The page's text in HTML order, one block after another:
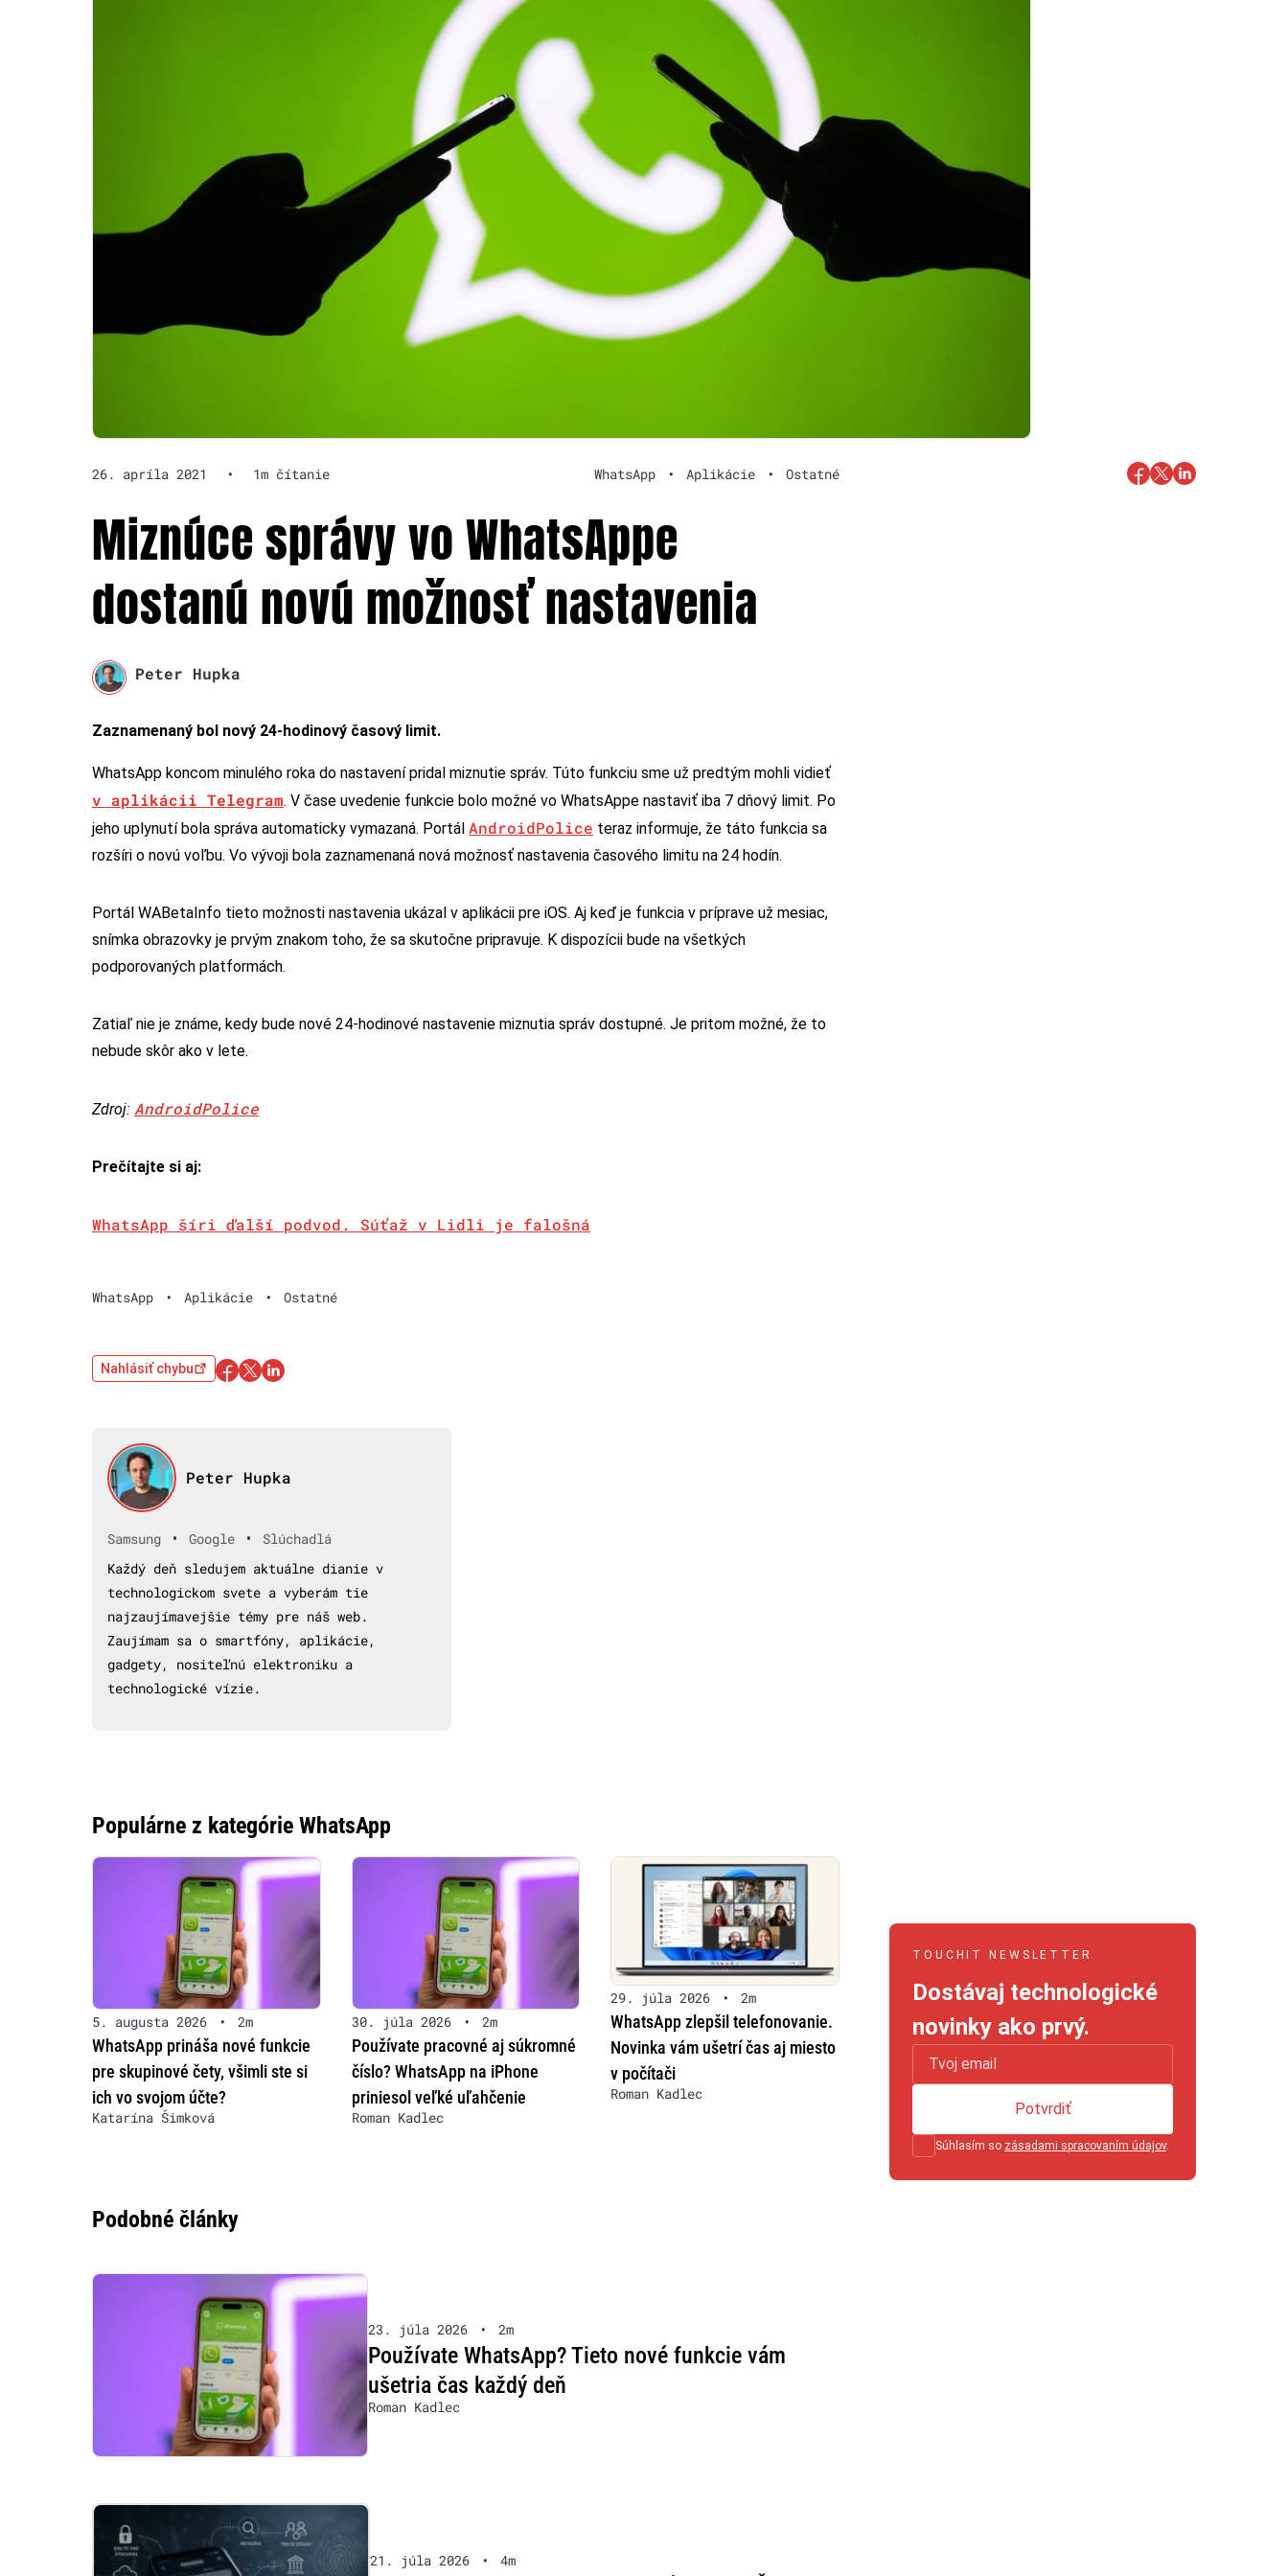
26. apríla 2021 • 1m čítanie WhatsApp • Aplikácie • Ostatné
Miznúce správy vo WhatsAppe
dostanú novú možnosť nastavenia
Peter Hupka
Zaznamenaný bol nový 24-hodinový časový limit.
WhatsApp koncom minulého roka do nastavení pridal miznutie správ. Túto funkciu sme už predtým mohli vidieť
v aplikácii Telegram. V čase uvedenie funkcie bolo možné vo WhatsAppe nastaviť iba 7 dňový limit. Po
jeho uplynutí bola správa automaticky vymazaná. Portál AndroidPolice teraz informuje, že táto funkcia sa
rozšíri o novú voľbu. Vo vývoji bola zaznamenaná nová možnosť nastavenia časového limitu na 24 hodín.
Portál WABetaInfo tieto možnosti nastavenia ukázal v aplikácii pre iOS. Aj keď je funkcia v príprave už mesiac,
snímka obrazovky je prvým znakom toho, že sa skutočne pripravuje. K dispozícii bude na všetkých
podporovaných platformách.
Zatiaľ nie je známe, kedy bude nové 24-hodinové nastavenie miznutia správ dostupné. Je pritom možné, že to
nebude skôr ako v lete.
Zdroj: AndroidPolice
Prečítajte si aj:
WhatsApp šíri ďalší podvod. Súťaž v Lidli je falošná
WhatsApp • Aplikácie • Ostatné
Nahlásiť chybu
Peter Hupka
Samsung • Google •
Slúchadlá
Každý deň sledujem aktuálne dianie v
technologickom svete a vyberám tie
najzaujímavejšie témy pre náš web.
Zaujímam sa o smartfóny, aplikácie,
gadgety, nositeľnú elektroniku a
technologické vízie.
Populárne z kategórie WhatsApp
5. augusta 2026 • 2m
WhatsApp prináša nové funkcie
pre skupinové čety, všimli ste si
ich vo svojom účte?
Katarína Šimková
30. júla 2026 • 2m
Používate pracovné aj súkromné
číslo? WhatsApp na iPhone
priniesol veľké uľahčenie
Roman Kadlec
29. júla 2026 • 2m
WhatsApp zlepšil telefonovanie.
Novinka vám ušetrí čas aj miesto
v počítači
Roman Kadlec
Podobné články
23. júla 2026 • 2m
Používate WhatsApp? Tieto nové funkcie vám
ušetria čas každý deň
Roman Kadlec
21. júla 2026 • 4m
TOUCHIT NEWSLETTER
Dostávaj technologické
novinky ako prvý.
Súhlasím so zásadami spracovaním údajov.
Potvrdiť